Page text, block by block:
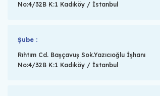
No:4/32B K:1 Kadıköy / İstanbul
Şube :
Rıhtım Cd. Başçavuş Sok.Yazıcıoğlu İşhanı
No:4/32B K:1 Kadıköy / İstanbul